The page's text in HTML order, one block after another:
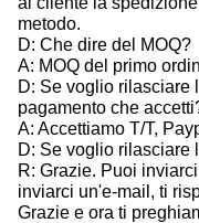
metodo.
D: Che dire del MOQ?
A: MOQ del primo
D: Se voglio rilasciare
pagamento che
A: Accettiamo T/T,
D: Se voglio rilasciare
R: Grazie. Puoi
inviarci un'e-mail, ti
Grazie e ora ti